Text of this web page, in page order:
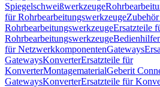
Spiegelschweißwerkzeuge
für Rohrbearbeitungswerkzeuge
RohrbearbeitungswerkzeugeErsatzteile
Rohrbearbeitungswerkzeuge
für NetzwerkkomponentenGateways
GatewaysKonverterErsatzteile für
KonverterMontagematerialGeberit
GatewaysKonverterErsatzteile für